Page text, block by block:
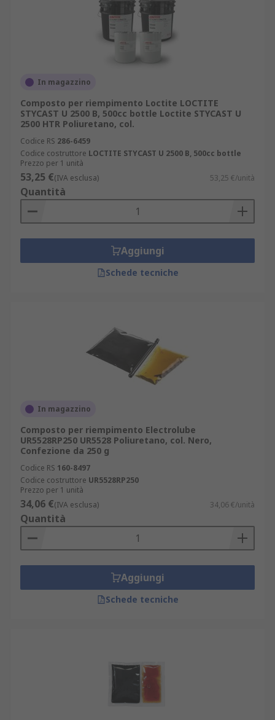
In magazzino
Composto per riempimento Loctite LOCTITE
STYCAST U 2500 B, 500cc bottle Loctite STYCAST U
2500 HTR Poliuretano, col.
Codice RS 286-6459
Codice costruttore LOCTITE STYCAST U 2500 B, 500cc bottle
Prezzo per 1 unità
53,25 €(IVA esclusa) 53,25 €/unità
Quantità
Aggiungi
Schede tecniche
In magazzino
Composto per riempimento Electrolube
UR5528RP250 UR5528 Poliuretano, col. Nero,
Confezione da 250 g
Codice RS 160-8497
Codice costruttore UR5528RP250
Prezzo per 1 unità
34,06 €(IVA esclusa) 34,06 €/unità
Quantità
Aggiungi
Schede tecniche